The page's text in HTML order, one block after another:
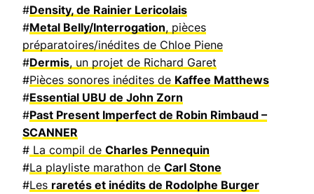
#Density, de Rainier Lericolais
#Metal Belly/Interrogation, pièces
préparatoires/inédites de Chloe Piene
#Dermis, un projet de Richard Garet
#Pièces sonores inédites de Kaffee Matthews
#Essential UBU de John Zorn
#Past Present Imperfect de Robin Rimbaud –
SCANNER
# La compil de Charles Pennequin
#La playliste marathon de Carl Stone
#Les raretés et inédits de Rodolphe Burger